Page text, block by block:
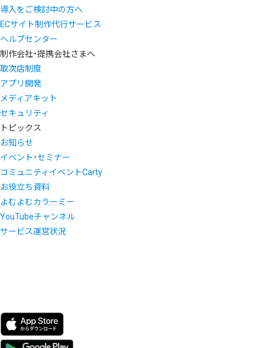
導入をご検討中の方へ
ECサイト制作代行サービス
ヘルプセンター
制作会社・提携会社さまへ
取次店制度
アプリ開発
メディアキット
セキュリティ
トピックス
お知らせ
イベント・セミナー
コミュニティイベントCarty
お役立ち資料
よむよむカラーミー
YouTubeチャンネル
サービス運営状況